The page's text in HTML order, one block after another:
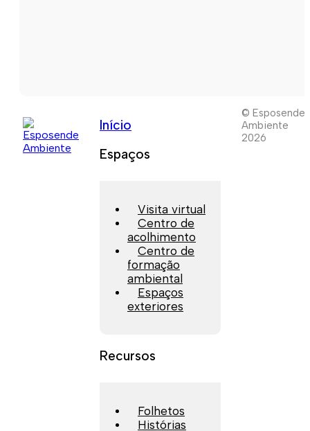
Início
Espaços
Visita virtual
Centro de
acolhimento
Centro de
formação
ambiental
Espaços
exteriores
Recursos
Folhetos
Histórias
© Esposende
Ambiente
2026